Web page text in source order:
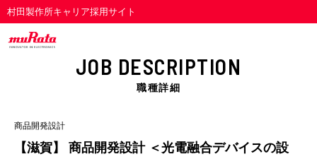
村田製作所キャリア採用サイト
JOB DESCRIPTION
職種詳細
商品開発設計
【滋賀】 商品開発設計 ＜光電融合デバイスの設